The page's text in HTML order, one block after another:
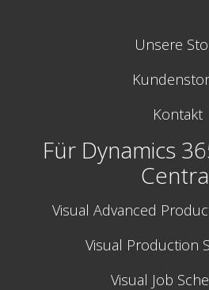
Unsere
Kontakt
Für Dynamics
Visual Advanced
Visual Production
Visual Job